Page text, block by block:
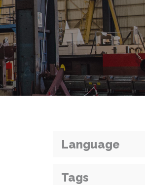
Language
Tags